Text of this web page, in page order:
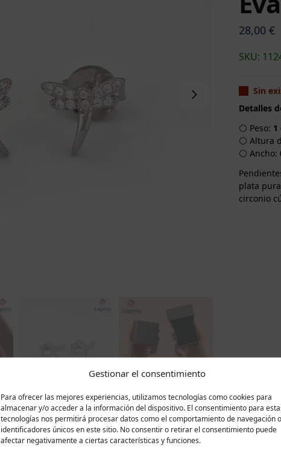
Gestionar el consentimiento
Para ofrecer las mejores experiencias, utilizamos tecnologías como cookies para
almacenar y/o acceder a la información del dispositivo. El consentimiento para
tecnologías nos permitirá procesar datos como el comportamiento de navegación o
identificadores únicos en este sitio. No consentir o retirar el consentimiento puede
afectar negativamente a ciertas características y funciones.
28,00€
SKU:
Sin
Detalles
⚪ Peso: 1
⚪ Altura
⚪ Ancho:
plata
circonio
Descripción Valoraciones